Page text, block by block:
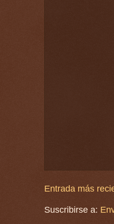
Entrada más
Suscribirse a: